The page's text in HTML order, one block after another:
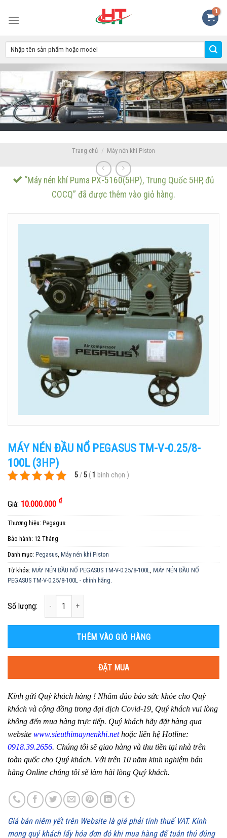
Trang chủ / Máy nén khí Piston
“Máy nén khí Puma PX-5160(5HP), Trung Quốc 5HP, đủ
COCQ” đã được thêm vào giỏ hàng.
MÁY NÉN ĐẦU NỔ PEGASUS TM-V-0.25/8-
100L (3HP)
5/5 (1 bình chọn )
Giá: 10.000.000 ₫
Thương hiệu: Pegagus
Bảo hành: 12 Tháng
Danh mục: Pegasus Máy nén khí Piston
Từ khóa: MÁY NÉN ĐẦU NỔ PEGASUS TM-V-0.25/8-100L
MÁY NÉN ĐẦU NỔ
PEGASUS TM-V-0.25/8-100L - chính hãng.
Số lượng:
THÊM VÀO GIỎ HÀNG
ĐẶT MUA
Kính gửi Quý khách hàng ! Nhằm đảo bảo sức khỏe cho Quý
khách và cộng đồng trong đại dịch Covid-19, Quý khách vui lòng
không đến mua hàng trực tiếp. Quý khách hãy đặt hàng qua
website www.sieuthimaynenkhi.nethoặc liên hệ Hotline:
0918.39.2656. Chúng tôi sẽ giao hàng và thu tiền tại nhà trên
toàn quốc cho Quý khách. Với trên 10 năm kinh nghiệm bán
hàng Online chúng tôi sẽ làm hài lòng Quý khách.
Giá bán niêm yết trên Website là giá phải tính thuế VAT. Kính
mong quý khách lấy hóa đơn đỏ khi mua hàng để tuân thủ đúng